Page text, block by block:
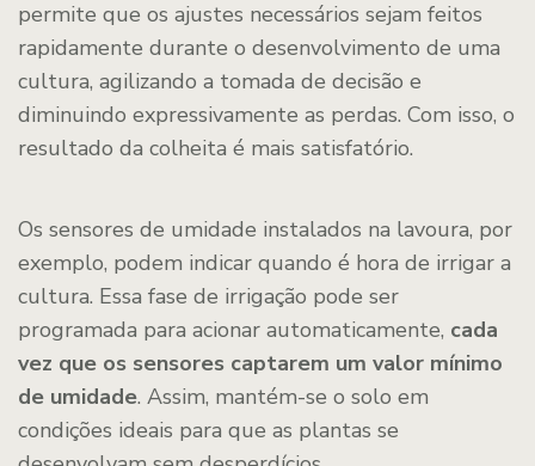
permite que os ajustes necessários sejam feitos
rapidamente durante o desenvolvimento de uma
cultura, agilizando a tomada de decisão e
diminuindo expressivamente as perdas. Com isso, o
resultado da colheita é mais satisfatório.
Os sensores de umidade instalados na lavoura, por
exemplo, podem indicar quando é hora de irrigar a
cultura. Essa fase de irrigação pode ser
programada para acionar automaticamente, cada
vez que os sensores captarem um valor mínimo
de umidade. Assim, mantém-se o solo em
condições ideais para que as plantas se